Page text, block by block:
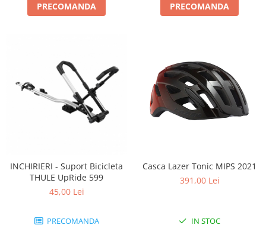
PRECOMANDA PRECOMANDA
INCHIRIERI - Suport Bicicleta
THULE UpRide 599
45,00 Lei
PRECOMANDA
Casca Lazer Tonic MIPS 2021
391,00 Lei
IN STOC